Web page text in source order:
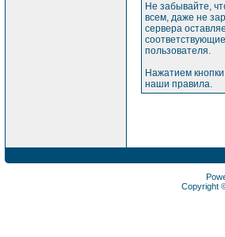
Не забывайте,
всем, даже не
сервера
пользователя.
Нажатием
наши правила.
Copyright